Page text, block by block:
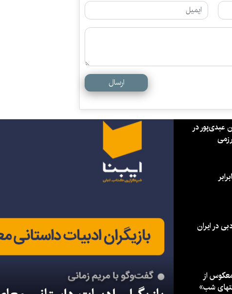
ارسال
عبدی‌پور در
در ایران
از
شب»